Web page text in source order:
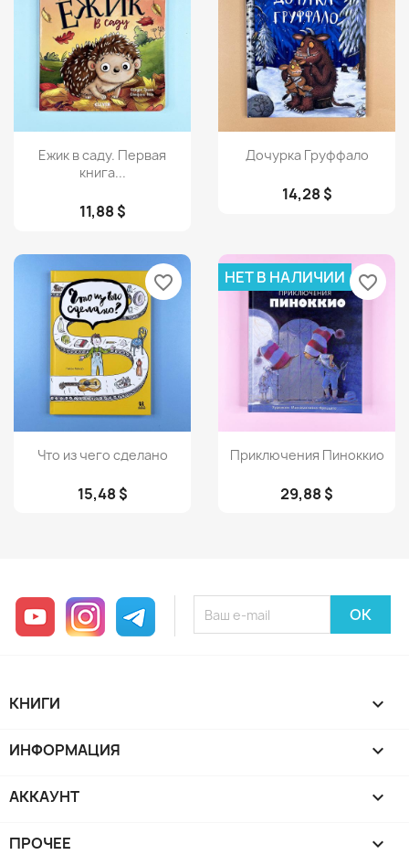
Просмотр
Ежик в саду. Первая
книга...
11,88 $
Просмотр
Дочурка Груффало
14,28 $
Просмотр
Что из чего сделано
15,48 $
favorite_border
Просмотр
Приключения Пиноккио
29,88 $
НЕТ В НАЛИЧИИ favorite_border
YouTube InstagramTelegram
КНИГИ 
ИНФОРМАЦИЯ 
АККАУНТ 
ПРОЧЕЕ 